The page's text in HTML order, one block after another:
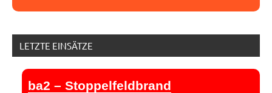
LETZTE EINSÄTZE
ba2 – Stoppelfeldbrand